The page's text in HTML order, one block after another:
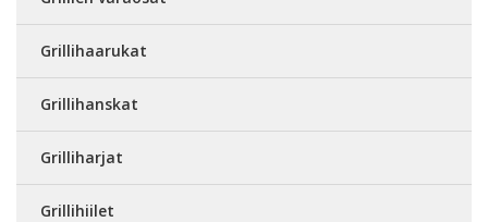
Grillihaarukat
Grillihanskat
Grilliharjat
Grillihiilet